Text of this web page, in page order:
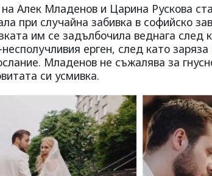
Алек Младенов и Царина Рускова
при случайна забивка в софийско
им се задълбочила веднага
ерген, след като
Младенов не съжалява за
си усмивка.